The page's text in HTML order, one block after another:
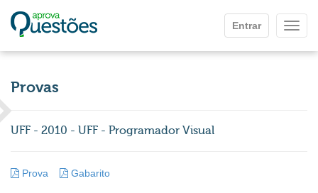
Entrar
Provas
UFF - 2010 - UFF - Programador Visual
Prova Gabarito